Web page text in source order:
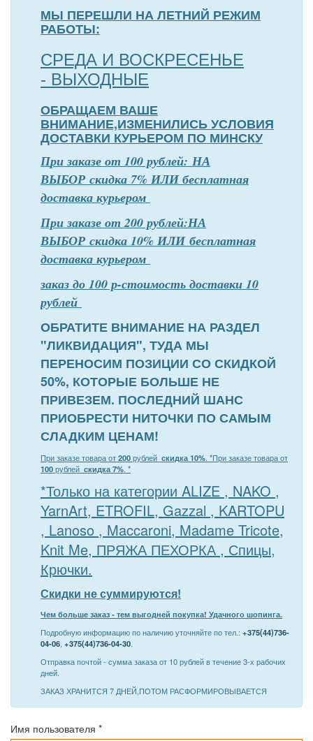
МЫ ПЕРЕШЛИ НА ЛЕТНИЙ РЕЖИМ
РАБОТЫ:
СРЕДА И ВОСКРЕСЕНЬЕ
- ВЫХОДНЫЕ
ОБРАЩАЕМ ВАШЕ
ВНИМАНИЕ,ИЗМЕНИЛИСЬ УСЛОВИЯ
ДОСТАВКИ КУРЬЕРОМ ПО МИНСКУ
При заказе от 100 рублей: НА
ВЫБОР скидка 7% ИЛИ бесплатная
доставка курьером
При заказе от 200 рублей:НА
ВЫБОР скидка 10% ИЛИ бесплатная
доставка курьером
заказ до 100 р-стоимость доставки 10
рублей
ОБРАТИТЕ ВНИМАНИЕ НА РАЗДЕЛ
"ЛИКВИДАЦИЯ", ТУДА МЫ
ПЕРЕНОСИМ ПОЗИЦИИ СО СКИДКОЙ
50%, КОТОРЫЕ БОЛЬШЕ НЕ
ПРИВЕЗЕМ. ПОСЛЕДНИЙ ШАНС
ПРИОБРЕСТИ НИТОЧКИ ПО САМЫМ
СЛАДКИМ ЦЕНАМ!
При заказе товара от200рублей скидка 10%. *При заказе товара от
100рублей скидка 7%. *
*Только на категории ALIZE , NAKO ,
YarnArt, ETROFIL, Gazzal , KARTOPU
, Lanoso , Maccaroni, Madame Tricote,
Knit Me, ПРЯЖА ПЕХОРКА , Спицы,
Крючки.
Скидки не суммируются!
Чем больше заказ - тем выгодней покупка! Удачного шопинга.
Подробную информацию по наличию уточняйте по тел.: +375(44)736-
04-06, +375(44)736-04-30.
Отправка почтой - сумма заказа от 10 рублей в течение 3-х рабочих
дней.
ЗАКАЗ ХРАНИТСЯ 7 ДНЕЙ,ПОТОМ РАСФОРМИРОВЫВАЕТСЯ
Имя пользователя *